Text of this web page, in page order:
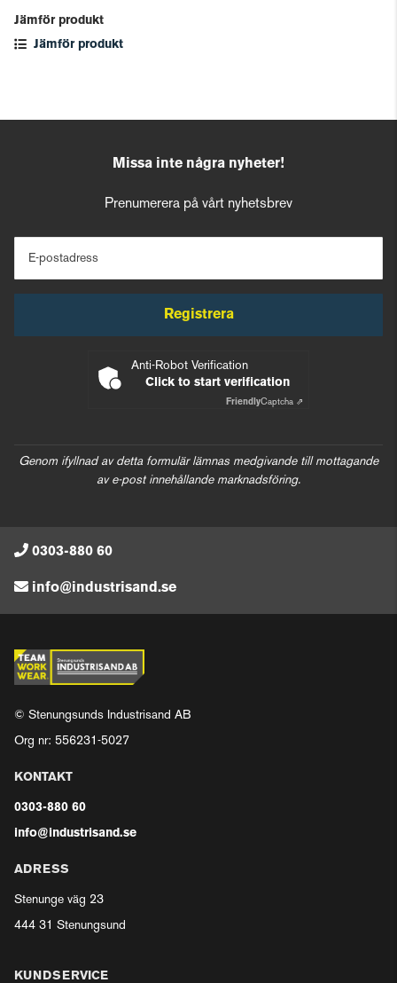
Jämför produkt
Jämför produkt
Missa inte några nyheter!
Prenumerera på vårt nyhetsbrev
E-postadress
Registrera
Anti-Robot Verification
Click to start verification
FriendlyCaptcha ⇗
Genom ifyllnad av detta formulär lämnas medgivande till mottagande
av e-post innehållande marknadsföring.
0303-880 60
info@industrisand.se
© Stenungsunds Industrisand AB
Org nr: 556231-5027
KONTAKT
0303-880 60
info@industrisand.se
ADRESS
Stenunge väg 23
444 31 Stenungsund
KUNDSERVICE